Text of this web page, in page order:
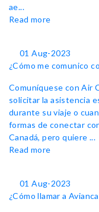
ae...
Read more
01 Aug-2023
¿Cómo me comunico
Comuníquese con Air
solicitar la asistencia
durante su viaje o
formas de conectar
Canadá, pero quiere ...
Read more
01 Aug-2023
¿Cómo llamar a